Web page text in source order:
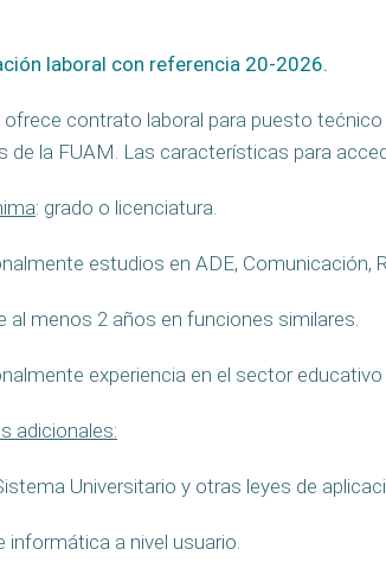
laboral con referencia 20-2026.
ofrece contrato laboral para puesto
de la FUAM. Las características para
: grado o licenciatura.
estudios en ADE, Comunicación,
al menos 2 años en funciones similares.
experiencia en el sector
adicionales:
Universitario y otras leyes de
informática a nivel usuario.